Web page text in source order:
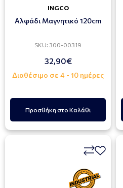
INGCO
Αλφάδι Μαγνητικό 120cm
SKU: 300-00319
32,90€
Διαθέσιμο σε 4 - 10 ημέρες
Προσθήκη στο Καλάθι